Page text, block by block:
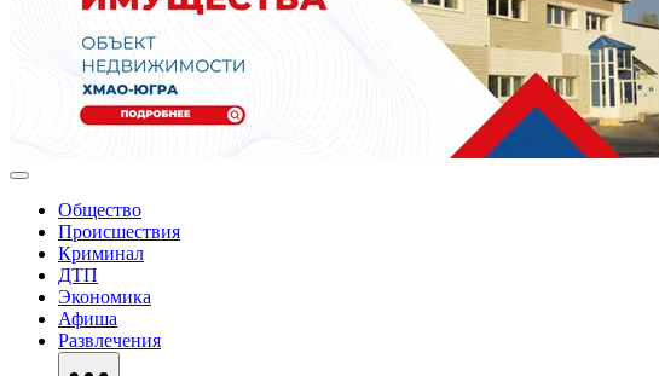
Общество
Происшествия
Криминал
ДТП
Экономика
Афиша
Развлечения